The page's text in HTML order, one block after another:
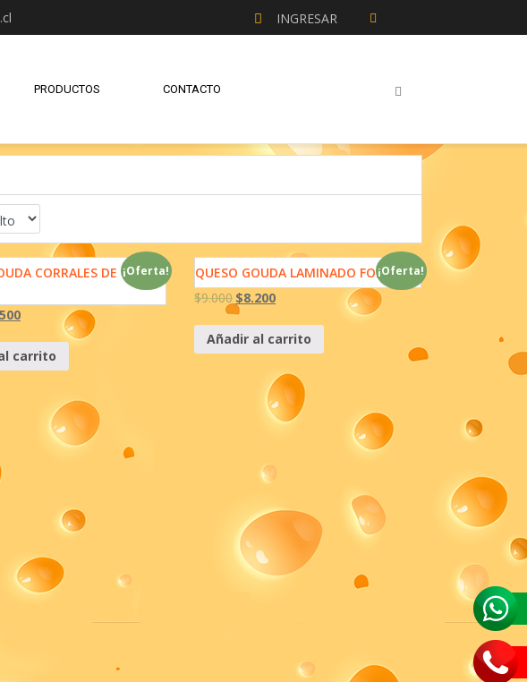
INGRESAR
PRODUCTOS CONTACTO
¡Oferta!
CORRALES DE
carrito
¡Oferta!
QUESO GOUDA LAMINADO FONDI
$9.000 $8.200
Añadir al carrito
¡Oferta!
HUILCO
¡Oferta!
QUESO GOUDA CORRALES DE
QUESO GAUDA DESPUNTE